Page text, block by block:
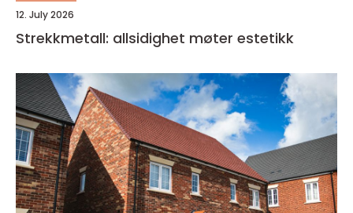
12. July 2026
Strekkmetall: allsidighet møter estetikk